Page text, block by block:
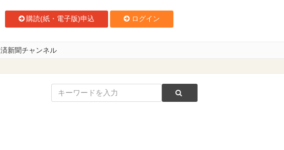
購読(紙・電子版)申込 ログイン
新聞チャンネル